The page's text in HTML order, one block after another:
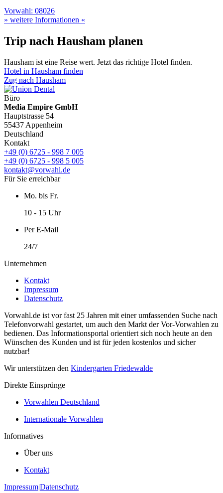
Vorwahl: 08026
» weitere Informationen «
Trip nach Hausham planen
Hausham ist eine Reise wert. Jetzt das richtige Hotel finden.
Hotel in Hausham finden
Zug nach Hausham
Büro
Media Empire GmbH
Hauptstrasse 54
55437 Appenheim
Deutschland
Kontakt
+49 (0) 6725 - 998 7 005
+49 (0) 6725 - 998 5 005
kontakt@vorwahl.de
Für Sie erreichbar
Mo. bis Fr.
10 - 15 Uhr
Per E-Mail
24/7
Unternehmen
Kontakt
Impressum
Datenschutz
Vorwahl.de ist vor fast 25 Jahren mit einer umfassenden Suche nach
Telefonvorwahl gestartet, um auch den Markt der Vor-Vorwahlen zu
bedienen. Das Informationsportal orientiert sich noch heute an den
Wünschen des Kunden und ist für jeden kostenlos und sicher
nutzbar!
Wir unterstützen den Kindergarten Friedewalde
Direkte Einsprünge
Vorwahlen Deutschland
Internationale Vorwahlen
Informatives
Über uns
Kontakt
Impressum|Datenschutz